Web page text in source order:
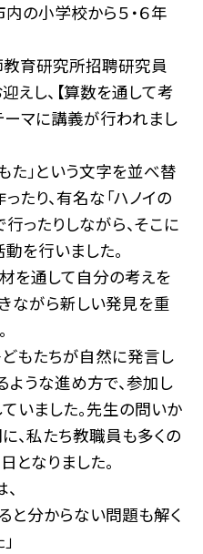
の小学校から５・６年
育研究所招聘研究員
えし、【算数を通して考
ーマに講義が行われまし
た」という文字を並べ替
たり、有名な「ハノイの
ったりしながら、そこに
を行いました。
を通して自分の考えを
ながら新しい発見を重
もたちが自然に発言し
ような進め方で、参加し
いました。先生の問いか
、私たち教職員も多くの
となりました。
と分からない問題も解く